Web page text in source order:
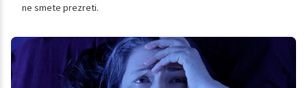
ne smete prezreti.